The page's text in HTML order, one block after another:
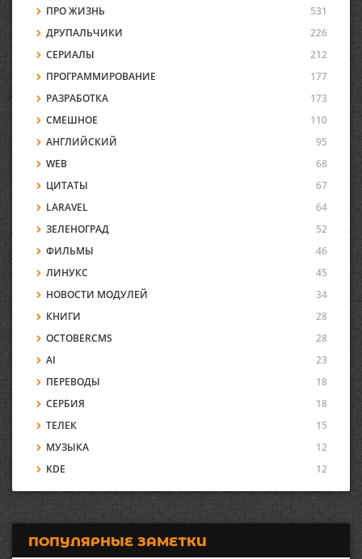
ПРО ЖИЗНЬ
531
ДРУПАЛЬЧИКИ
226
СЕРИАЛЫ
212
ПРОГРАММИРОВАНИЕ
177
РАЗРАБОТКА
173
СМЕШНОЕ
110
АНГЛИЙСКИЙ
95
WEB
68
ЦИТАТЫ
67
LARAVEL
64
ЗЕЛЕНОГРАД
52
ФИЛЬМЫ
46
ЛИНУКС
45
НОВОСТИ МОДУЛЕЙ
34
КНИГИ
28
OCTOBERCMS
28
AI
23
ПЕРЕВОДЫ
18
СЕРБИЯ
18
ТЕЛЕК
15
МУЗЫКА
12
KDE
12
ПОПУЛЯРНЫЕ ЗАМЕТКИ